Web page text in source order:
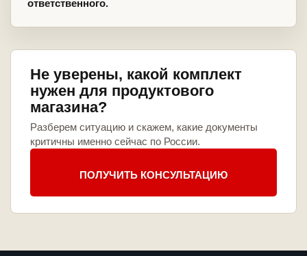
ответственного.
Не уверены, какой комплект
нужен для продуктового
магазина?
Разберем ситуацию и скажем, какие документы
критичны именно сейчас по России.
ПОЛУЧИТЬ КОНСУЛЬТАЦИЮ